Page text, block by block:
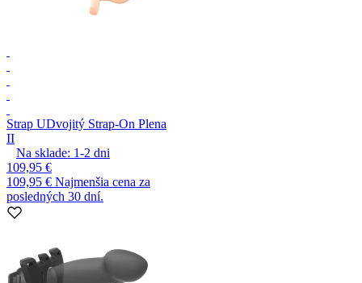
Strap UDvojitý Strap-On Plena
II
Na sklade: 1-2 dni
109,95 €
109,95 € Najmenšia cena za
posledných 30 dní.